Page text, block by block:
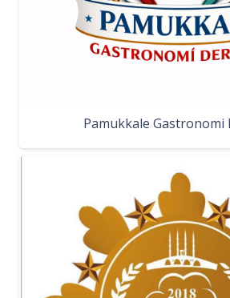
Pamukkale Gastronomi